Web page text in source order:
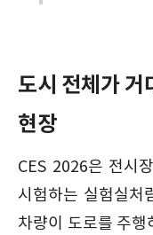
도시 전체가 거
현장
CES 2026은 전시
시험하는 실험실처
차량이 도로를 주